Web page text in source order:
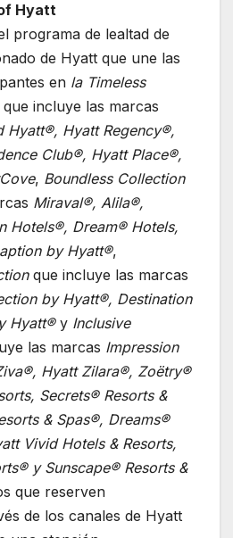
Hyatt
programa de lealtad de
de Hyatt que une las
en la Timeless
incluye las marcas
Hyatt®, Hyatt Regency®,
Club®, Hyatt Place®,
, Boundless Collection
Miraval®, Alila®,
Hotels®, Dream® Hotels,
by Hyatt®,
que incluye las marcas
by Hyatt®, Destination
Hyatt®y Inclusive
las marcas Impression
Hyatt Zilara®, Zoëtry®
Secrets® Resorts &
& Spas®, Dreams®
Vivid Hotels & Resorts,
y Sunscape® Resorts &
que reserven
de los canales de Hyatt